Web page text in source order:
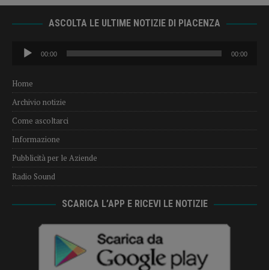
ASCOLTA LE ULTIME NOTIZIE DI PIACENZA
Audio
Player
00:00 00:00
Home
Archivio notizie
Come ascoltarci
Informazione
Pubblicità per le Aziende
Radio Sound
SCARICA L’APP E RICEVI LE NOTIZIE